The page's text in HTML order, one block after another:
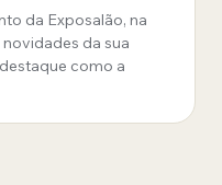
da Exposalão, na
da sua
como a